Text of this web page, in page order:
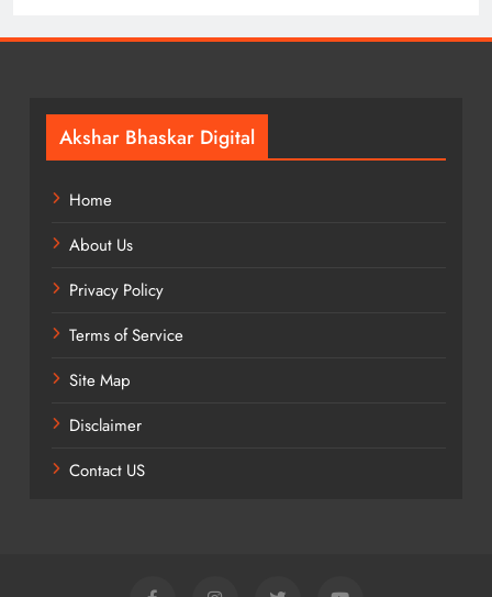
Akshar Bhaskar Digital
Home
About Us
Privacy Policy
Terms of Service
Site Map
Disclaimer
Contact US